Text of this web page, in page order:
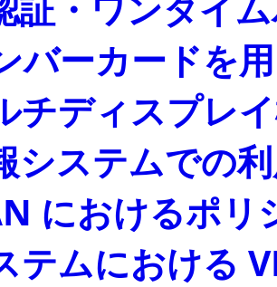
バーカードを
チディスプレ
システムでの
におけるポリ
テムにおける